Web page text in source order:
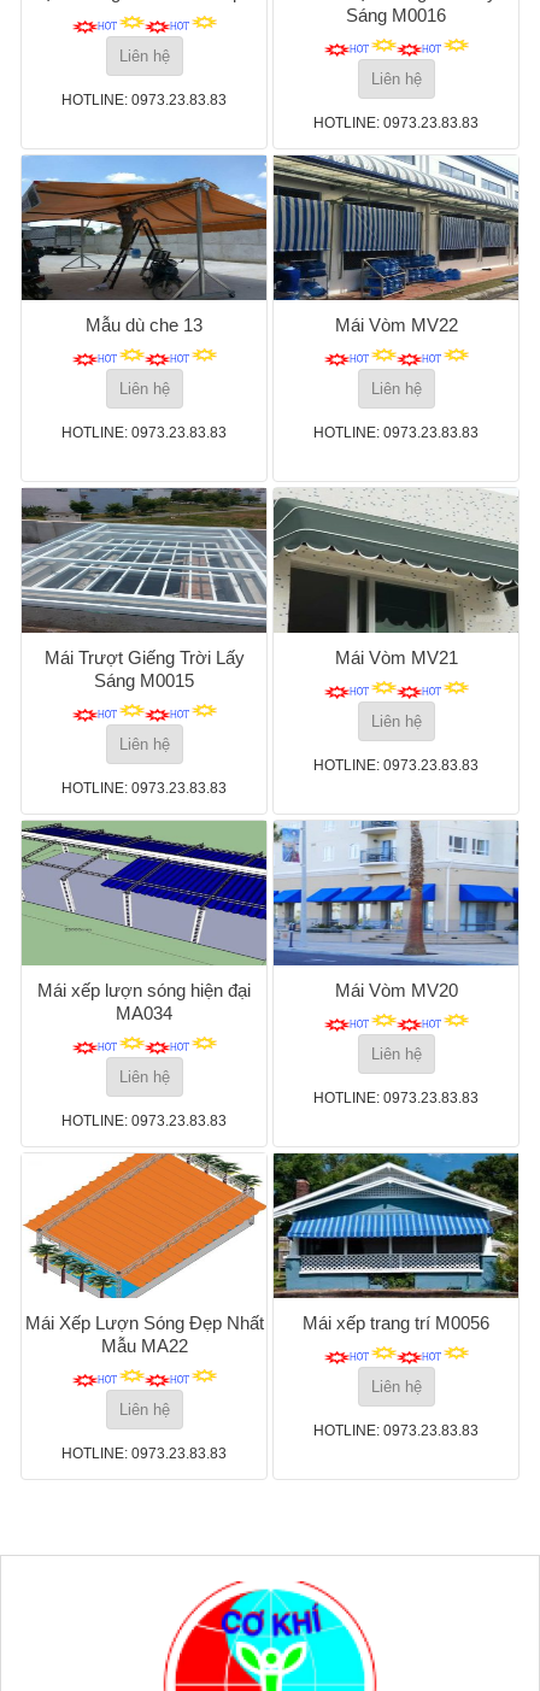
Liên hệ
HOTLINE: 0973.23.83.83
Sáng M0016
Liên hệ
HOTLINE: 0973.23.83.83
Mẫu dù che 13
Liên hệ
HOTLINE: 0973.23.83.83
Mái Vòm MV22
Liên hệ
HOTLINE: 0973.23.83.83
Mái Trượt Giếng Trời Lấy
Sáng M0015
Liên hệ
HOTLINE: 0973.23.83.83
Mái Vòm MV21
Liên hệ
HOTLINE: 0973.23.83.83
Mái xếp lượn sóng hiện đại
MA034
Liên hệ
HOTLINE: 0973.23.83.83
Mái Vòm MV20
Liên hệ
HOTLINE: 0973.23.83.83
Mái Xếp Lượn Sóng Đẹp Nhất
Mẫu MA22
Liên hệ
HOTLINE: 0973.23.83.83
Mái xếp trang trí M0056
Liên hệ
HOTLINE: 0973.23.83.83